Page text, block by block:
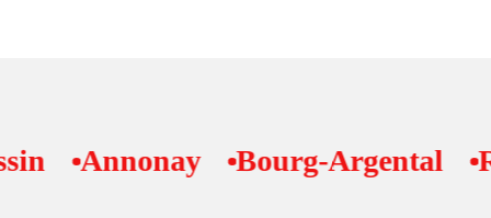
Annonay Bourg-Argental